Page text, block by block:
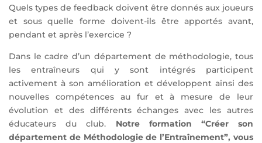
Quels types de feedback doivent être donnés aux joueurs
et sous quelle forme doivent-ils être apportés avant,
pendant et après l’exercice ?
Dans le cadre d’un département de méthodologie, tous
les entraîneurs qui y sont intégrés participent
activement à son amélioration et développent ainsi des
nouvelles compétences au fur et à mesure de leur
évolution et des différents échanges avec les autres
éducateurs du club. Notre formation “Créer son
département de Méthodologie de l’Entraînement”, vous